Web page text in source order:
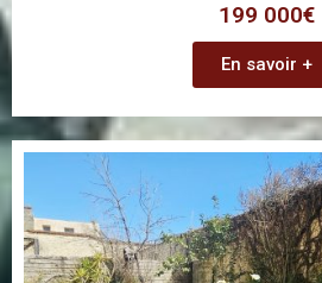
199 000€
En savoir +